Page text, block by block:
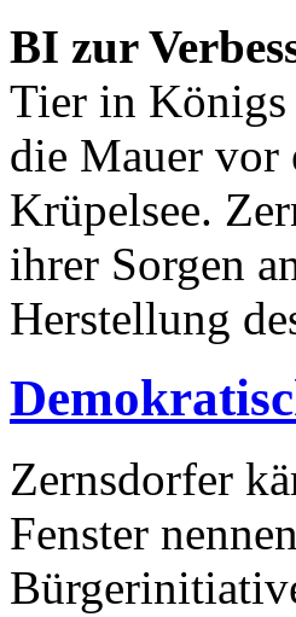
BI zur
Tier in Königs
die Mauer vor
Krüpelsee.
ihrer Sorgen
Herstellung
Zernsdorfer
Fenster